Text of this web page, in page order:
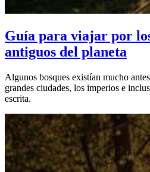
Guía para viajar por
antiguos del planeta
Algunos bosques existían mucho
grandes ciudades, los imperios e
escrita.